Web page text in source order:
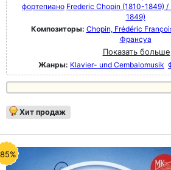
фортепиано Frederic Chopin (1810-1849)
1849)
Композиторы: Chopin, Frédéric
Франсуа
Показать больше
Жанры: Klavier- und Cembalomusik
Хит продаж